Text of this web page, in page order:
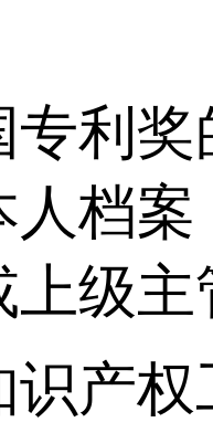
专利
人档
上级
识产